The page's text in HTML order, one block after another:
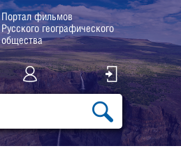
Портал фильмов
Русского географического
общества